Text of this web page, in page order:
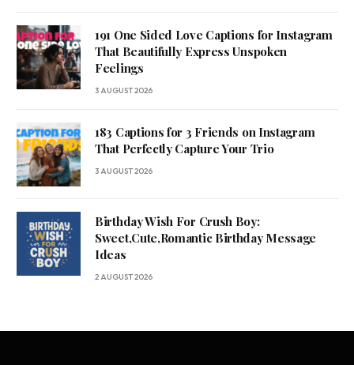
191 One Sided Love Captions for Instagram
That Beautifully Express Unspoken
Feelings
3 AUGUST 2026
183 Captions for 3 Friends on Instagram
That Perfectly Capture Your Trio
3 AUGUST 2026
Birthday Wish For Crush Boy:
Sweet,Cute,Romantic Birthday Message
Ideas
2 AUGUST 2026